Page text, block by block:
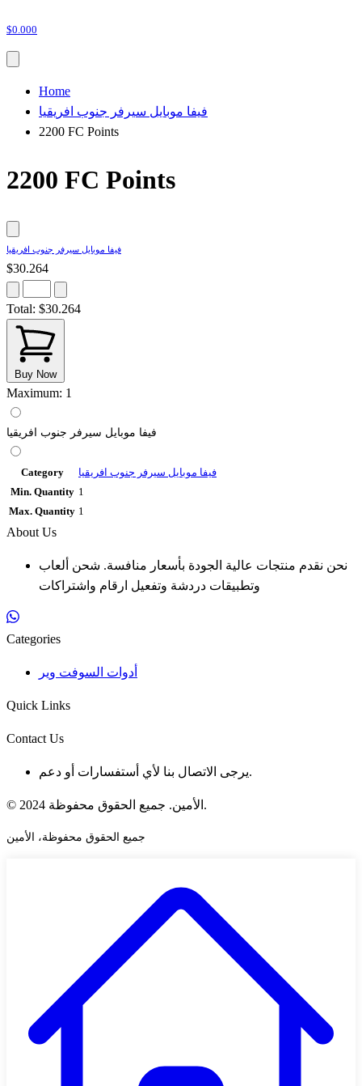
$0.000
Home
فيفا موبايل سيرفر جنوب افريقيا
2200 FC Points
2200 FC Points
فيفا موبايل سيرفر جنوب افريقيا
$30.264
Total: $30.264
Buy Now
Maximum: 1
فيفا موبايل سيرفر جنوب افريقيا
Category
فيفا موبايل سيرفر جنوب افريقيا
Min. Quantity 1
Max. Quantity 1
About Us
نحن نقدم منتجات عالية الجودة بأسعار منافسة. شحن ألعاب
وتطبيقات دردشة وتفعيل ارقام واشتراكات
Categories
أدوات السوفت وير
Quick Links
Contact Us
يرجى الاتصال بنا لأي أستفسارات أو دعم.
© 2024 الأمين. جميع الحقوق محفوظة.
جميع الحقوق محفوظة، الأمين